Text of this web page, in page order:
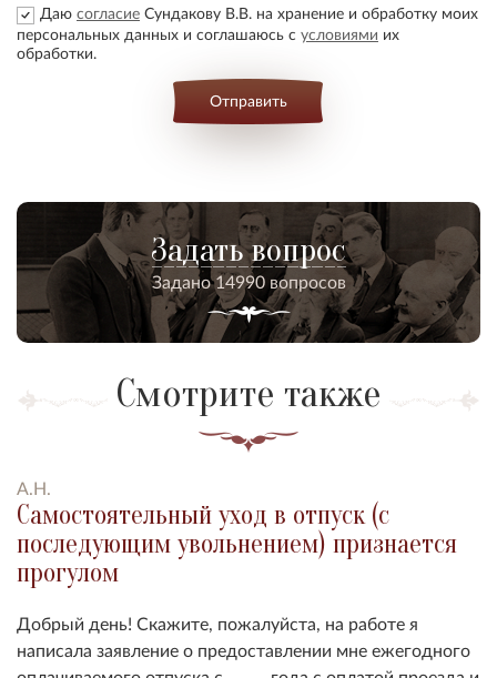
Даю согласие Сундакову В.В. на хранение и обработку моих
персональных данных и соглашаюсь с условиями их
обработки.
Отправить
Задать вопрос
Задано 14990 вопросов
Смотрите также
А.Н.
Самостоятельный уход в отпуск (с
последующим увольнением) признается
прогулом
Добрый день! Скажите, пожалуйста, на работе я
написала заявление о предоставлении мне ежегодного